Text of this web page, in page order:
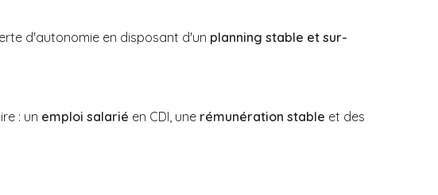
d'autonomie en disposant d'un planning stable et sur-
: un emploi salarié en CDI, une rémunération stable et des